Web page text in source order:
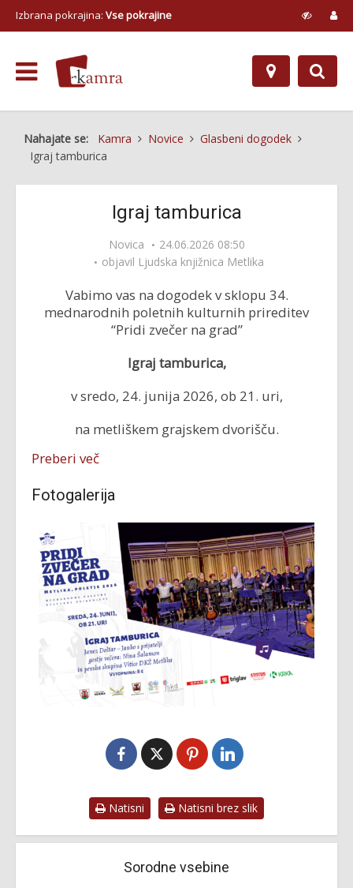
Izbrana pokrajina: Vse pokrajine
Nahajate se: Kamra Novice
Glasbeni dogodek
Igraj tamburica
Igraj tamburica
Novica
24.06.2026 08:50
objavil Ljudska knjižnica Metlika
Vabimo vas na dogodek v sklopu 34.
mednarodnih poletnih kulturnih prireditev
“Pridi zvečer na grad”
Igraj tamburica,
v sredo, 24. junija 2026, ob 21. uri,
na metliškem grajskem dvorišču.
Preberi več
Fotogalerija
Natisni Natisni brez slik
Sorodne vsebine